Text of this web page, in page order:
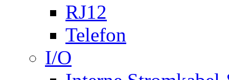
RJ12
Telefon
I/O